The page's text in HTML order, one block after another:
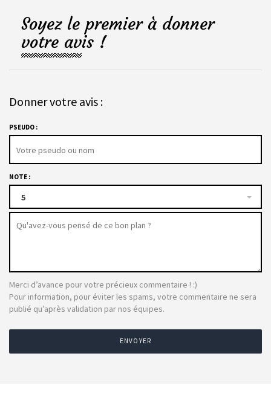
Soyez le premier à donner
votre avis !
Donner votre avis :
PSEUDO :
NOTE :
5
Merci d’avance pour votre précieux commentaire ! :)
Pour information, pour éviter les spams, votre commentaire ne sera
publié qu’après validation par nos équipes.
ENVOYER